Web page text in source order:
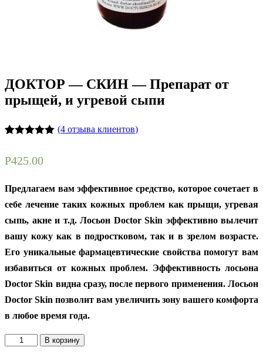
ДОКТОР — СКИН — Препарат от
прыщей, и угревой сыпи
основе
(4 отзыва клиентов)
Р425.00
Предлагаем вам эффективное средство, которое сочетает в
себе лечение таких кожных проблем как прыщи, угревая
сыпь, акне и т.д. Лосьон Doctor Skin эффективно вылечит
вашу кожу как в подростковом, так и в зрелом возрасте.
Его уникальные фармацевтические свойства помогут вам
избавиться от кожных проблем. Эффективность лосьона
Doctor Skin видна сразу, после первого применения. Лосьон
Doctor Skin позволит вам увеличить зону вашего комфорта
в любое время года.
Количество
товара
В корзину